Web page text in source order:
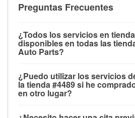
Preguntas Frecuentes
¿Todos los servicios en
disponibles en todas las
Auto Parts?
las pruebas de batería, pruebas
motor de arranque, revisión de
con O'Reilly VeriScan® e
limpiaparabrisas o bombillas,
¿Puedo utilizar los servicios
la tienda #4489 si he
en otro lugar?